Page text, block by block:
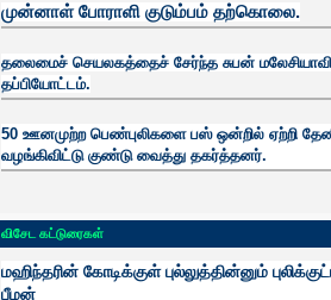
முன்னாள் போராளி குடும்பம் தற்கொலை.
தலைமைச் செயலகத்தைச் சேர்ந்த சுபன்
தப்பியோட்டம்.
50 ஊனமுற்ற பெண்புலிகளை பஸ் ஒன்றில் ஏற்றி
வழங்கிவிட்டு குண்டு வைத்து தகர்த்தனர்.
விசேட கட்டுரைகள்
மஹிந்தரின் கோடிக்குள் புல்லுத்தின்னும்
பீமன்